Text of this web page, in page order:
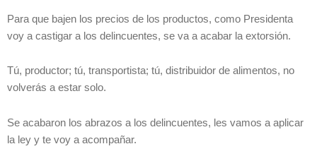
Para que bajen los precios de los productos, como Presidenta
voy a castigar a los delincuentes, se va a acabar la extorsión.
Tú, productor; tú, transportista; tú, distribuidor de alimentos, no
volverás a estar solo.
Se acabaron los abrazos a los delincuentes, les vamos a aplicar
la ley y te voy a acompañar.